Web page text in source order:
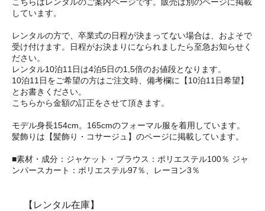
しています。
レンタルの方で、卒業式の日程が決まってない場合は、およそで
受け付けます。日程がお決まりになられましたら至急お知らせく
ださい。
レンタル10泊11日は4泊5日の1,5倍のお値段となります。
10泊11日をご希望の方はご注文時、備考欄に【10泊11日希望】
とお書きください。
こちらから金額の訂正をさせて頂きます。
モデル身長154cm。165cmのフォーマル服を着用しています。
髪飾りは【髪飾り・コサージュ】のページに掲載しています。
■素材・成分：ジャケット・ブラウス：ポリエステル100％ ジャ
ンパースカート：ポリエステル97％、レーヨン3％
【レンタル在庫】